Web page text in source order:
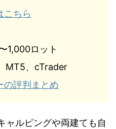
こちら
1,000ロット
MT5、cTrader
の評判まとめ
ャルピングや両建ても自